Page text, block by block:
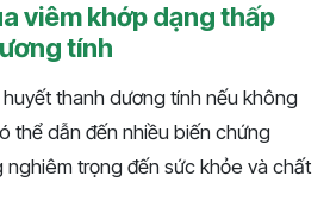
viêm khớp dạng thấp
tính
thanh dương tính nếu không
thể dẫn đến nhiều biến chứng
nghiêm trọng đến sức khỏe và chất